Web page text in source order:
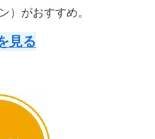
）がおすすめ。
見る